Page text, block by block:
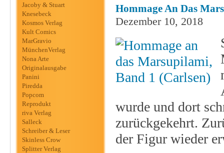
Jacoby & Stuart
Knesebeck
Kosmos Verlag
Kult Comics
MarGravio
MünchenVerlag
Nona Arte
Originalausgabe
Panini
Piredda
Popcom
Reprodukt
riva Verlag
Salleck
Schreiber & Leser
Skinless Crow
Splitter Verlag
Hommage An Das
Dezember 10, 2018
wurde und dort
zurückgekehrt.
der Figur wieder